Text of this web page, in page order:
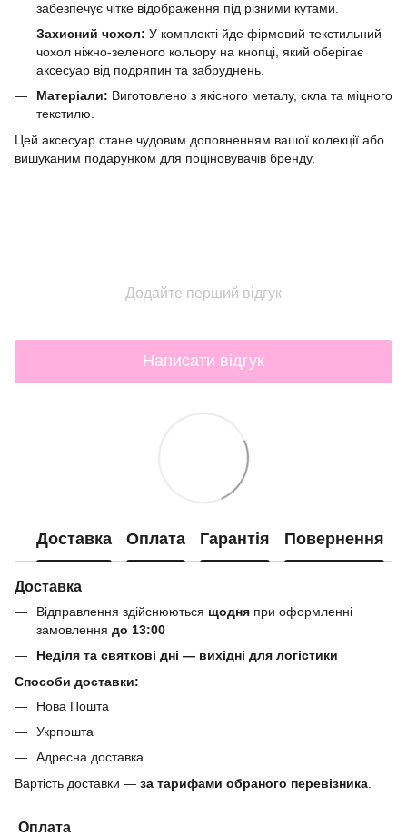
забезпечує чітке відображення під різними кутами.
Захисний чохол: У комплекті йде фірмовий текстильний
чохол ніжно-зеленого кольору на кнопці, який оберігає
аксесуар від подряпин та забруднень.
Матеріали: Виготовлено з якісного металу, скла та міцного
текстилю.
Цей аксесуар стане чудовим доповненням вашої колекції або
вишуканим подарунком для поціновувачів бренду.
Додайте перший відгук
Написати відгук
Доставка Оплата Гарантія Повернення
Доставка
Відправлення здійснюються щодня при оформленні
замовлення до 13:00
Неділя та святкові дні — вихідні для логістики
Способи доставки:
Нова Пошта
Укрпошта
Адресна доставка
Вартість доставки — за тарифами обраного перевізника
Оплата